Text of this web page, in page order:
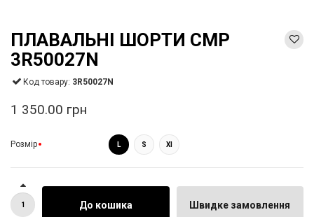
ПЛАВАЛЬНІ ШОРТИ CMP
3R50027N
Код товару: 3R50027N
1 350.00 грн
Розмір L S Xl
До кошика Швидке замовлення